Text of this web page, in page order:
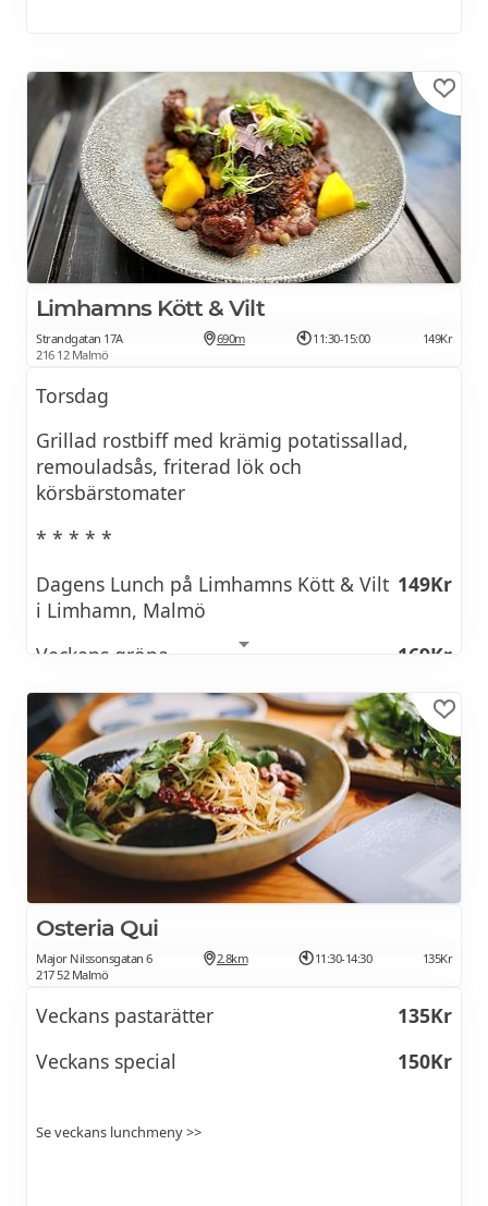
Limhamns Kött & Vilt
Strandgatan 17A
216 12 Malmö
690m 11:30-15:00 149Kr
Torsdag
Grillad rostbiff med krämig potatissallad,
remouladsås, friterad lök och
körsbärstomater
* * * * *
Dagens Lunch på Limhamns Kött & Vilt
i Limhamn, Malmö
149Kr
Veckans gröna
169Kr
Veckans fisk
199Kr
Osteria Qui
Major Nilssonsgatan 6
217 52 Malmö
2.8km 11:30-14:30 135Kr
Veckans pastarätter
135Kr
Veckans special
150Kr
Se veckans lunchmeny >>